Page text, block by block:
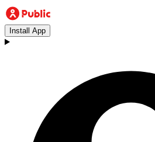
Install App